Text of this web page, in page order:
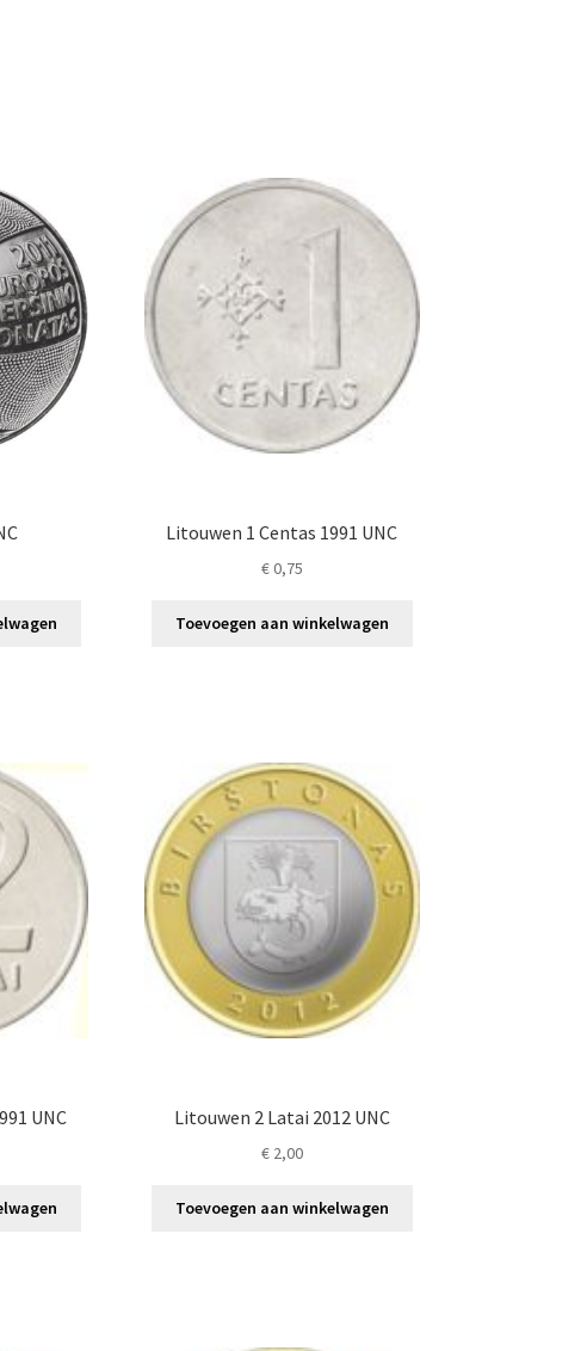
Litouwen 1 Centas 1991 UNC
€0,75
Toevoegen aan winkelwagen
UNC Litouwen 2 Latai 2012 UNC
€2,00
Toevoegen aan winkelwagen